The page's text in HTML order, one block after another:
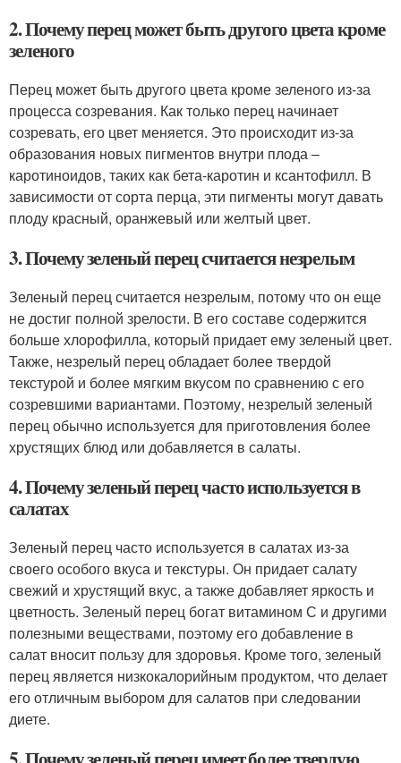
2. Почему перец может быть другого цвета кроме
зеленого
Перец может быть другого цвета кроме зеленого из-за
процесса созревания. Как только перец начинает
созревать, его цвет меняется. Это происходит из-за
образования новых пигментов внутри плода –
каротиноидов, таких как бета-каротин и ксантофилл. В
зависимости от сорта перца, эти пигменты могут давать
плоду красный, оранжевый или желтый цвет.
3. Почему зеленый перец считается незрелым
Зеленый перец считается незрелым, потому что он еще
не достиг полной зрелости. В его составе содержится
больше хлорофилла, который придает ему зеленый цвет.
Также, незрелый перец обладает более твердой
текстурой и более мягким вкусом по сравнению с его
созревшими вариантами. Поэтому, незрелый зеленый
перец обычно используется для приготовления более
хрустящих блюд или добавляется в салаты.
4. Почему зеленый перец часто используется в
салатах
Зеленый перец часто используется в салатах из-за
своего особого вкуса и текстуры. Он придает салату
свежий и хрустящий вкус, а также добавляет яркость и
цветность. Зеленый перец богат витамином С и другими
полезными веществами, поэтому его добавление в
салат вносит пользу для здоровья. Кроме того, зеленый
перец является низкокалорийным продуктом, что делает
его отличным выбором для салатов при следовании
диете.